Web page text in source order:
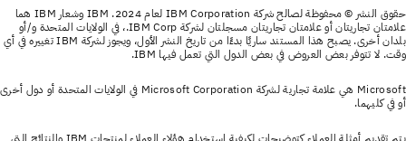
حقوق النشر © محفوظة لصالح شركة IBM Corporation لعام 2024. IBM وشعار IBM هما
علامتان تجاريتان أو علامتان تجاريتان مسجلتان لشركة IBM Corp.، في الولايات المتحدة و/أو
بلدان أخرى. يصبح هذا المستند ساريًا بدءًا من تاريخ النشر الأول، ويجوز لشركة IBM تغييره في أي
وقت. لا تتوفر بعض العروض في بعض الدول التي تعمل فيها IBM.
Microsoft هي علامة تجارية لشركة Microsoft Corporation في الولايات المتحدة أو دول أخرى
أو في كليهما.